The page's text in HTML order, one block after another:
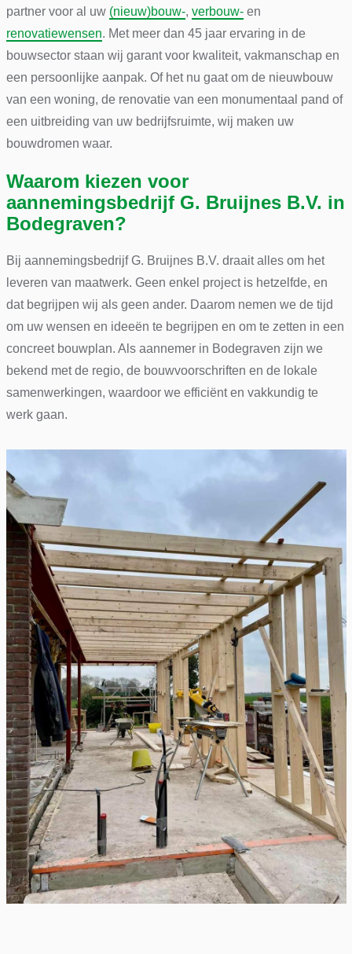
partner voor al uw (nieuw)bouw-, verbouw-en
renovatiewensen. Met meer dan 45 jaar ervaring in de
bouwsector staan wij garant voor kwaliteit, vakmanschap en
een persoonlijke aanpak. Of het nu gaat om de nieuwbouw
van een woning, de renovatie van een monumentaal pand of
een uitbreiding van uw bedrijfsruimte, wij maken uw
bouwdromen waar.
Waarom kiezen voor
aannemingsbedrijf G. Bruijnes B.V. in
Bodegraven?
Bij aannemingsbedrijf G. Bruijnes B.V. draait alles om het
leveren van maatwerk. Geen enkel project is hetzelfde, en
dat begrijpen wij als geen ander. Daarom nemen we de tijd
om uw wensen en ideeën te begrijpen en om te zetten in een
concreet bouwplan. Als aannemer in Bodegraven zijn we
bekend met de regio, de bouwvoorschriften en de lokale
samenwerkingen, waardoor we efficiënt en vakkundig te
werk gaan.